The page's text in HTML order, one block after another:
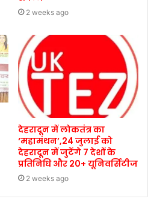
2 weeks ago
देहरादून में लोकतंत्र का
‘महामंथन’,24 जुलाई को
देहरादून में जुटेंगे 7 देशों के
प्रतिनिधि और 20+ यूनिवर्सिटीज
2 weeks ago